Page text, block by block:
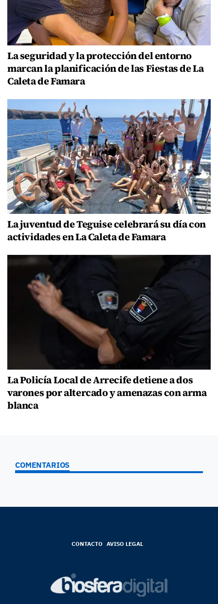
La seguridad y la protección del entorno
marcan la planificación de las Fiestas de La
Caleta de Famara
La juventud de Teguise celebrará su día con
actividades en La Caleta de Famara
La Policía Local de Arrecife detiene a dos
varones por altercado y amenazas con arma
blanca
COMENTARIOS
CONTACTO AVISO LEGAL